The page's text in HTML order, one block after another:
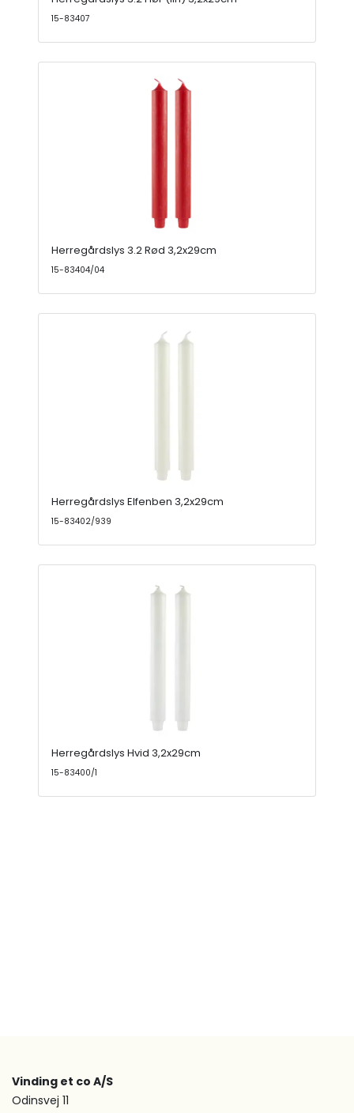
15-83407
Herregårdslys 3.2 Rød 3,2x29cm
15-83404/04
Herregårdslys Elfenben 3,2x29cm
15-83402/939
Herregårdslys Hvid 3,2x29cm
15-83400/1
Vinding et co A/S
Odinsvej 11